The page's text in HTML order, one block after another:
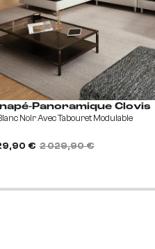
Panoramique Clovis
Noir Avec Tabouret Modulable
€ 2 029,90 €